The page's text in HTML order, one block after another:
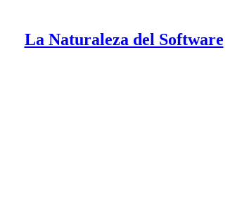
La Naturaleza del Software